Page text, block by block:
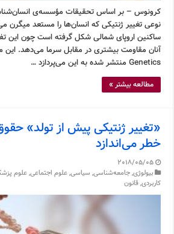
کرونوس – بر اساس تحقیقات مؤسسه‌ی
نوعی تغییر ژنتیکی که انسان‌ها را مستعد میگرن
ساکنین اروپای شمالی شکل گرفته است چون این
Genetics منتشر شده به این می‌پردازد …
مطالعه بیشتر »
«تغییر ژنتیکی پیش از تولد»
خطر می‌اندازد
2018/05/05
بیولوژی,جامعه‌شناسی, سیاسی,علوم اجتماعی,علوم
کاربردی,قانون